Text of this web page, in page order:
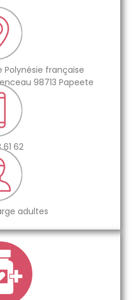
Polynésie française
98713 Papeete
62
adultes